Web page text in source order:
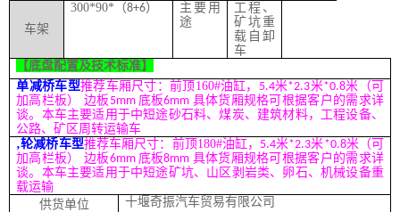
车架
300*90* （8+6）
主要用
途
工程、
矿坑重
载自卸
车
【底盘配置及技术标准】
单减桥车型推荐车厢尺寸：前顶 160#油缸， 5.4米*2.3米*0.8米（可
加高栏板） 边板 5mm 底板6mm 具体货厢规格可 根据客户的需求详
谈。 本车主要适用于中短途砂石料、煤炭、建筑材料，工程设备、
公路、矿区周转运输车
‚轮减桥车型推荐车厢尺寸： 前顶180#油缸， 5.4米*2.3米*0.8米（可
加高栏板） 边板6mm 底板8mm 具体货厢规格可 根据客户的需求详
谈。 本车主要适用于中短途矿坑、山区剥岩类、卵石、机械设备重
载运输
供货单位
十堰奇振汽车贸易有限公司